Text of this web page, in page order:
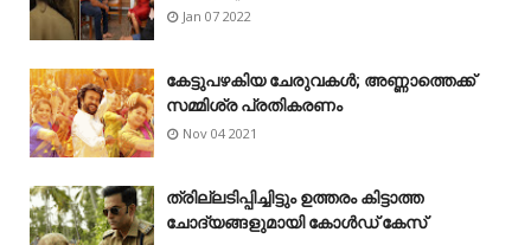
Jan 07 2022
കേട്ടുപഴകിയ ചേരുവകൾ; അണ്ണാത്തെക്ക്
സമ്മിശ്ര പ്രതികരണം
Nov 04 2021
ത്രില്ലടിപ്പിച്ചിട്ടും ഉത്തരം കിട്ടാത്ത
ചോദ്യങ്ങളുമായി കോൾഡ് കേസ്